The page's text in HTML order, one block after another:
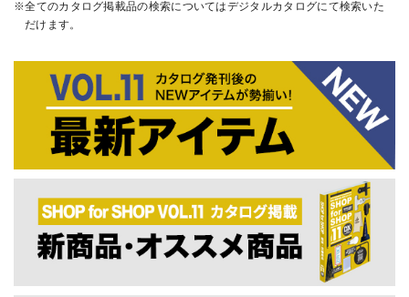
全てのカタログ掲載品の検索についてはデジタルカタログにて検索いた
だけます。